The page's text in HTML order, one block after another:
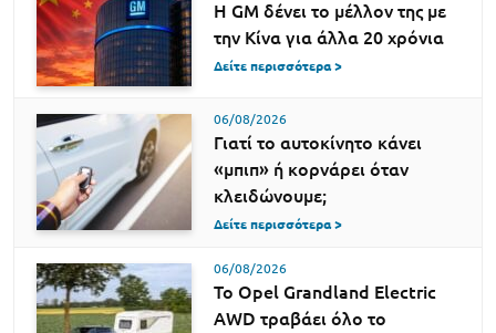
Η GM δένει το μέλλον της με
την Κίνα για άλλα 20 χρόνια
Δείτε περισσότερα >
06/08/2026
Γιατί το αυτοκίνητο κάνει
«μπιπ» ή κορνάρει όταν
κλειδώνουμε;
Δείτε περισσότερα >
06/08/2026
Το Opel Grandland Electric
AWD τραβάει όλο το